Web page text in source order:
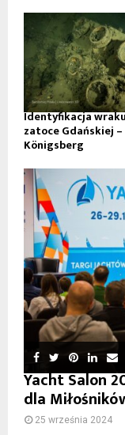
Identyfikacja
zatoce Gdańskiej
Königsberg
Yacht Salon
dla
25 września 2024